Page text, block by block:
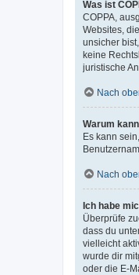
Was ist
COPPA,
Websites,
unsicher
keine
juristische
Nach
Warum
Es kann
Nach
Ich habe
Überprüfe
dass du
vielleicht
wurde dir
oder die E-